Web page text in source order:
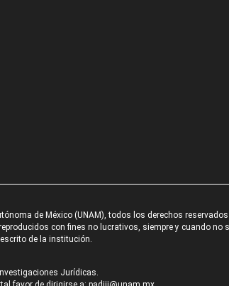
de México (UNAM), todos los derechos
con fines no lucrativos, siempre y cuando
de la institución.
Jurídicas.